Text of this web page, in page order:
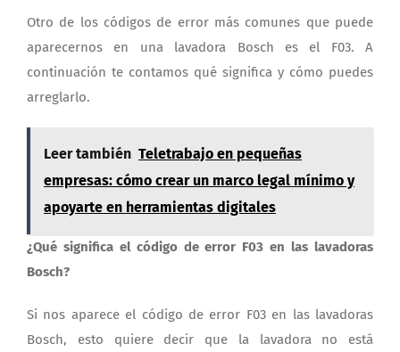
Otro de los códigos de error más comunes que puede
aparecernos en una lavadora Bosch es el F03. A
continuación te contamos qué significa y cómo puedes
arreglarlo.
Leer también Teletrabajo en pequeñas
empresas: cómo crear un marco legal mínimo y
apoyarte en herramientas digitales
¿Qué significa el código de error F03 en las lavadoras
Bosch?
Si nos aparece el código de error F03 en las lavadoras
Bosch, esto quiere decir que la lavadora no está